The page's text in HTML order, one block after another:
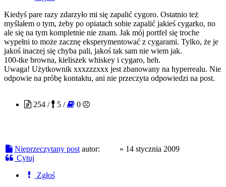
Kiedyś pare razy zdarzyło mi się zapalić cygoro. Ostatnio też
myślałem o tym, żeby po opiatach sobie zapalić jakieś cygarko, no
ale się na tym kompletnie nie znam. Jak mój portfel się troche
wypełni to może zacznę eksperymentować z cygarami. Tylko, że je
jakoś inaczej się chyba pali, jakoś tak sam nie wiem jak.
100-tke browna, kieliszek whiskey i cygaro, heh.
Uwaga! Użytkownik xxxzzzxxx jest zbanowany na hyperrealu. Nie
odpowie na próbę kontaktu, ani nie przeczyta odpowiedzi na post.
254 /
5 / 0
Nieprzeczytany post autor: » 14 stycznia 2009
Cytuj
Zgłoś